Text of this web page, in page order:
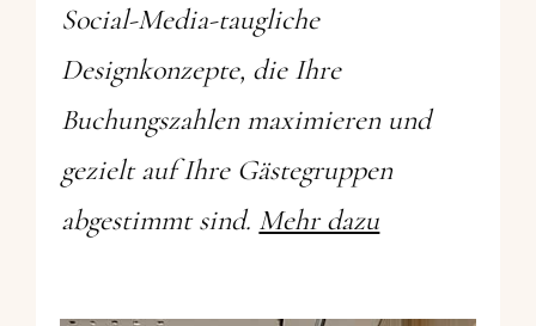
Social-Media-taugliche
Designkonzepte, die Ihre
Buchungszahlen maximieren und
gezielt auf Ihre Gästegruppen
abgestimmt sind. Mehr dazu